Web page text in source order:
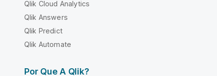
Qlik Cloud Analytics
Qlik Answers
Qlik Predict
Qlik Automate
Por Que A Qlik?